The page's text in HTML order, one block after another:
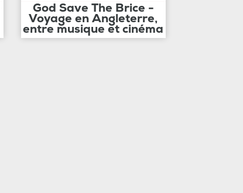
God Save The Brice -
Voyage en Angleterre,
entre musique et cinéma